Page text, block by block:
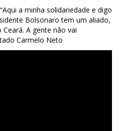
“Aqui a minha solidariedade e digo
Bolsonaro tem um aliado,
A gente não vai
Carmelo Neto